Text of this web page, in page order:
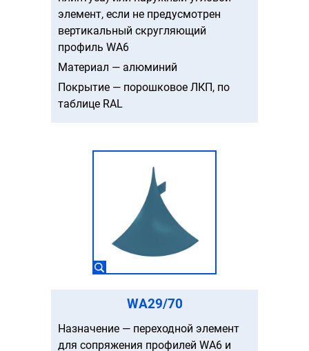
элемент, если не предусмотрен
вертикальный скругляющий
профиль WA6
Материал — алюминий
Покрытие — порошковое ЛКП, по
таблице RAL
WA29/70
Назначение — переходной элемент
для сопряжения профилей WA6 и